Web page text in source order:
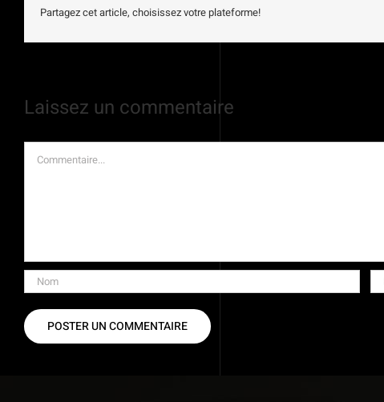
Partagez cet article, choisissez votre plateforme!
Laissez un commentaire
Commentaire